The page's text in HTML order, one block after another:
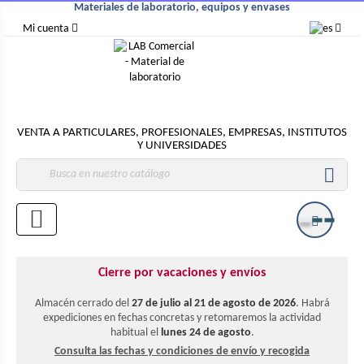
Mi cuenta
Materiales de laboratorio, equipos y envases
VENTA A PARTICULARES, PROFESIONALES, EMPRESAS, INSTITUTOS
Y UNIVERSIDADES

Cierre por vacaciones y envíos
Almacén cerrado del 27 de julio al 21 de agosto de 2026. Habrá
expediciones en fechas concretas y retomaremos la actividad
habitual el lunes 24 de agosto.
Consulta las fechas y condiciones de envío y recogida